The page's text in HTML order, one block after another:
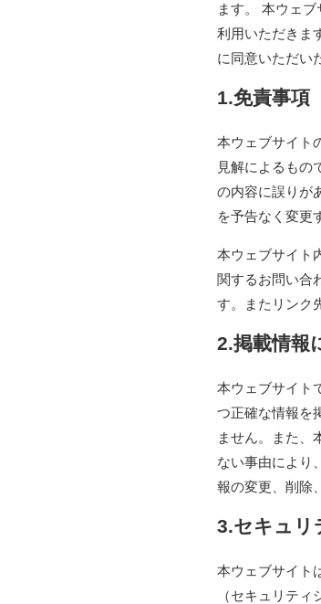
ます。 本ウェ
利用いただきま
に同意いただい
1.免責事項
本ウェブサイト
見解によるもの
の内容に誤りが
を予告なく変更
本ウェブサイト
関するお問い合
す。またリンク
2.掲載情報
本ウェブサイト
つ正確な情報を
ません。また、
ない事由により
報の変更、削除
3.セキュリ
本ウェブサイト
（セキュリテ